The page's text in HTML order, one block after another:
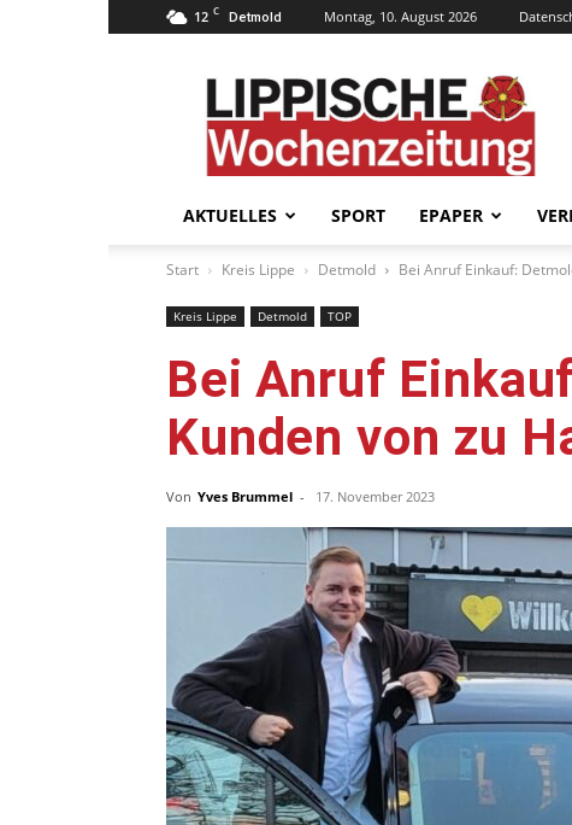
12 C Detmold Montag, 10. August 2026
Lippische
Wochenzeitung
–
LWZ24.de
AKTUELLES SPORT EPAPER
Start Kreis Lippe Detmold Bei Anruf Einkauf:
Kreis Lippe Detmold TOP
Bei Anruf
Kunden von zu
Von Yves Brummel - 17. November 2023